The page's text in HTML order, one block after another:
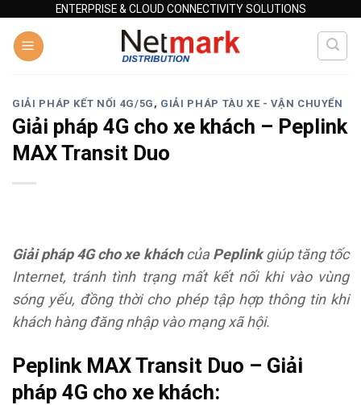
content
ENTERPRISE & CLOUD CONNECTIVITY SOLUTIONS
GIẢI PHÁP KẾT NỐI 4G/5G , GIẢI PHÁP TÀU XE - VẬN CHUYỂN
Giải pháp 4G cho xe khách – Peplink
MAX Transit Duo
Giải pháp 4G cho xe kháchcủaPeplinkgiúp tăng tốc
Internet, tránh tình trạng mất kết nối khi vào vùng
sóng yếu, đồng thời cho phép tập hợp thông tin khi
khách hàng đăng nhập vào mạng xã hội.
Peplink MAX Transit Duo – Giải
pháp 4G cho xe khách: